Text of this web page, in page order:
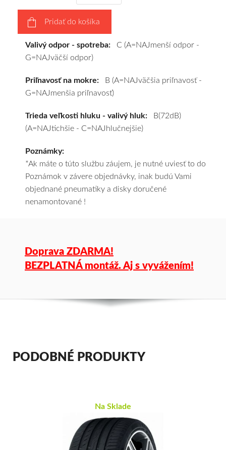
výberu
a
pošleme
zadarmo.
Pridať do košíka
Valivý odpor - spotreba: C (A=NAJmenší odpor -
G=NAJväčší odpor)
Priľnavosť na mokre: B (A=NAJväčšia priľnavosť -
G=NAJmenšia priľnavosť)
Trieda veľkosti hluku - valivý hluk: B(72dB)
(A=NAJtichšie - C=NAJhlučnejšie)
Poznámky:
*Ak máte o túto službu záujem, je nutné uviesť to do
Poznámok v závere objednávky, inak budú Vami
objednané pneumatiky a disky doručené
nenamontované !
Doprava ZDARMA!
BEZPLATNÁ montáž. Aj s vyvážením!
PODOBNÉ PRODUKTY
Na Sklade